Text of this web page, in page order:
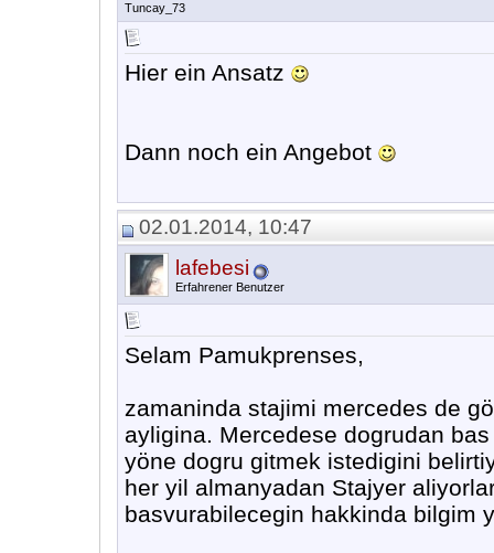
Tuncay_73
Hier ein Ansatz
Dann noch ein Angebot
02.01.2014, 10:47
lafebesi
Erfahrener Benutzer
Selam Pamukprenses,
zamaninda stajimi mercedes de
ayligina. Mercedese dogrudan
yöne dogru gitmek istedigini
her yil almanyadan Stajyer
basvurabilecegin hakkinda bilgim